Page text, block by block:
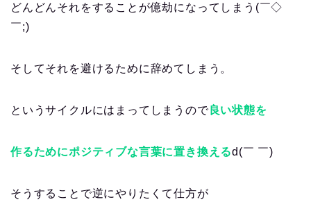
どんどんそれをすることが億劫になってしまう(￣◇
￣;)
そしてそれを避けるために辞めてしまう。
というサイクルにはまってしまうので良い状態を
作るためにポジティブな言葉に置き換えるd(￣ ￣)
そうすることで逆にやりたくて仕方が